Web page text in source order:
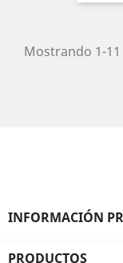
Mostrando 1-
INFORMACIÓN
PRODUCTOS